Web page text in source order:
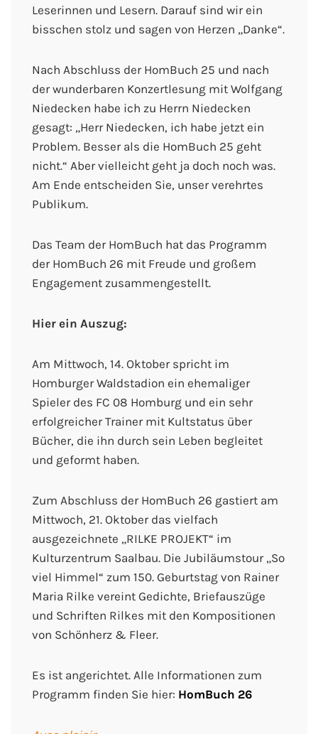
Leserinnen und Lesern. Darauf sind wir ein
bisschen stolz und sagen von Herzen „Danke“.
Nach Abschluss der HomBuch 25 und nach
der wunderbaren Konzertlesung mit Wolfgang
Niedecken habe ich zu Herrn Niedecken
gesagt: „Herr Niedecken, ich habe jetzt ein
Problem. Besser als die HomBuch 25 geht
nicht.“ Aber vielleicht geht ja doch noch was.
Am Ende entscheiden Sie, unser verehrtes
Publikum.
Das Team der HomBuch hat das Programm
der HomBuch 26 mit Freude und großem
Engagement zusammengestellt.
Hier ein Auszug:
Am Mittwoch, 14. Oktober spricht im
Homburger Waldstadion ein ehemaliger
Spieler des FC 08 Homburg und ein sehr
erfolgreicher Trainer mit Kultstatus über
Bücher, die ihn durch sein Leben begleitet
und geformt haben.
Zum Abschluss der HomBuch 26 gastiert am
Mittwoch, 21. Oktober das vielfach
ausgezeichnete „RILKE PROJEKT“ im
Kulturzentrum Saalbau. Die Jubiläumstour „So
viel Himmel“ zum 150. Geburtstag von Rainer
Maria Rilke vereint Gedichte, Briefauszüge
und Schriften Rilkes mit den Kompositionen
von Schönherz & Fleer.
Es ist angerichtet. Alle Informationen zum
Programm finden Sie hier: HomBuch 26